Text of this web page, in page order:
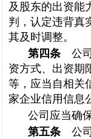
及股东的出资能
判，认定违背真
其及时调整。
第四条 公
资方式、出资期
等，应当自相关
家企业信用信息
公司应当确
第五条 公司